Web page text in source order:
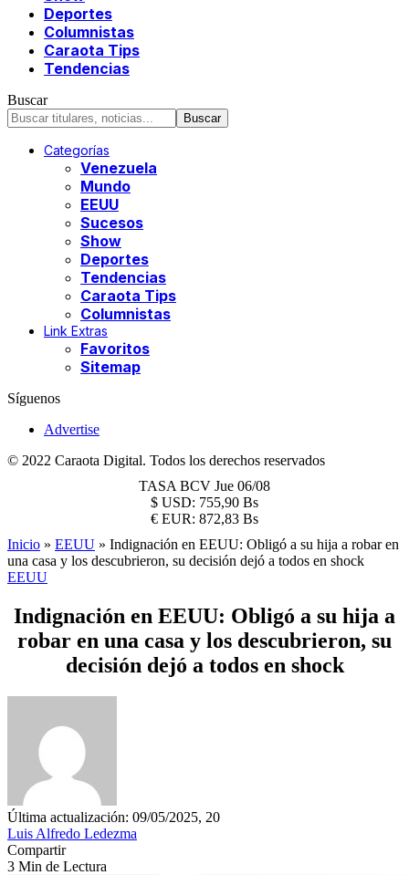
Deportes
Columnistas
Caraota Tips
Tendencias
Buscar
Categorías
Venezuela
Mundo
EEUU
Sucesos
Show
Deportes
Tendencias
Caraota Tips
Columnistas
Link Extras
Favoritos
Sitemap
Síguenos
Advertise
© 2022 Caraota Digital. Todos los derechos reservados
TASA BCV Jue 06/08
$ USD: 755,90 Bs
€ EUR: 872,83 Bs
Inicio » EEUU » Indignación en EEUU: Obligó a su hija a robar en
una casa y los descubrieron, su decisión dejó a todos en shock
EEUU
Indignación en EEUU: Obligó a su hija a
robar en una casa y los descubrieron, su
decisión dejó a todos en shock
Última actualización: 09/05/2025, 20
Luis Alfredo Ledezma
Compartir
3 Min de Lectura